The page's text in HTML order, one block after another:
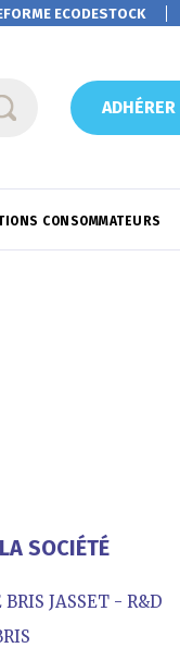
ECODESTOCK
ADHÉRER
CONSOMMATEURS
SOCIÉTÉ
JASSET - R&D